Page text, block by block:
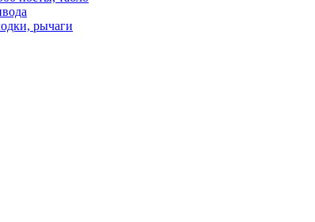
рычаги